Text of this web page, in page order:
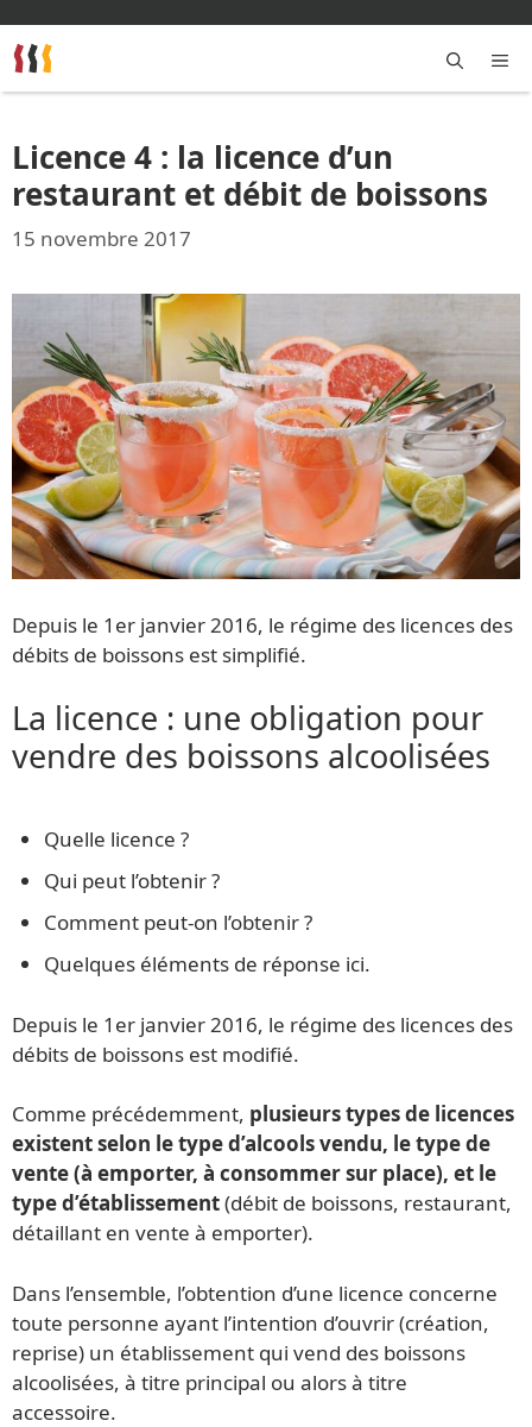
au
contenu
Licence 4 : la licence d’un
restaurant et débit de boissons
15 novembre 2017
Depuis le 1er janvier 2016, le régime des licences des
débits de boissons est simplifié.
La licence : une obligation pour
vendre des boissons alcoolisées
Quelle licence ?
Qui peut l’obtenir ?
Comment peut-on l’obtenir ?
Quelques éléments de réponse ici.
Depuis le 1er janvier 2016, le régime des licences des
débits de boissons est modifié.
Comme précédemment, plusieurs types de licences
existent selon le type d’alcools vendu, le type de
vente (à emporter, à consommer sur place), et le
type d’établissement(débit de boissons, restaurant,
détaillant en vente à emporter).
Dans l’ensemble, l’obtention d’une licence concerne
toute personne ayant l’intention d’ouvrir (création,
reprise) un établissement qui vend des boissons
alcoolisées, à titre principal ou alors à titre
accessoire.